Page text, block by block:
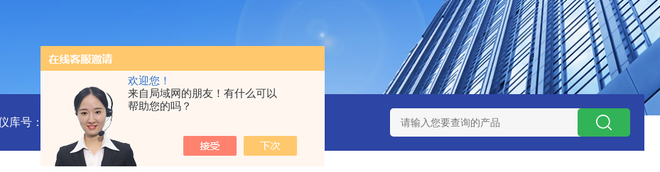
欢迎您！
来自局域网的朋友！有什么可以
帮助您的吗？
库号：M414986 型号:HX03-GL-6250C磁力搅拌器(加热数显)库号：M414987 型号:WZX/HG1100-10A纹波电流测试仪库号：